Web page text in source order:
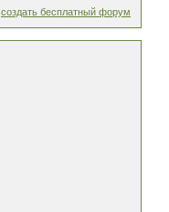
создать бесплатный форум